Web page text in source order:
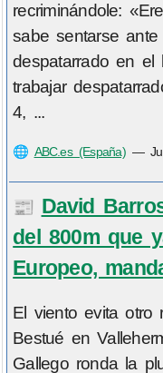
recriminándole:
sabe sentarse
despatarrado en el
trabajar
4, ...
🌐 ABC.es (España)—
📰 David
del 800m que
Europeo,
El viento evita otro
Bestué en
Gallego ronda la